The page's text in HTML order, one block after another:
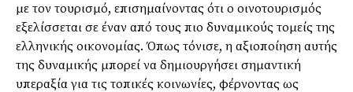
με τον τουρισμό, επισημαίνοντας ότι ο οινοτουρισμός
εξελίσσεται σε έναν από τους πιο δυναμικούς τομείς της
ελληνικής οικονομίας. Όπως τόνισε, η αξιοποίηση αυτής
της δυναμικής μπορεί να δημιουργήσει σημαντική
υπεραξία για τις τοπικές κοινωνίες, φέρνοντας ως